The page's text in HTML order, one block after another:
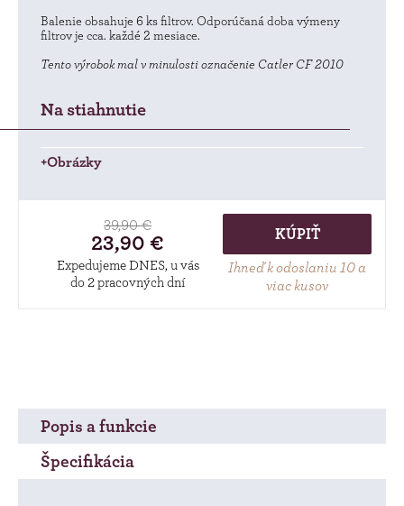
Balenie obsahuje 6 ks filtrov. Odporúčaná doba výmeny
filtrov je cca. každé 2 mesiace.
Tento výrobok mal v minulosti označenie Catler CF 2010
Na stiahnutie
+Obrázky
39,90 €
23,90 €
Expedujeme DNES, u vás
do 2 pracovných dní
KÚPIŤ
Ihneď k odoslaniu 10 a
viac kusov
Popis a funkcie
Špecifikácia